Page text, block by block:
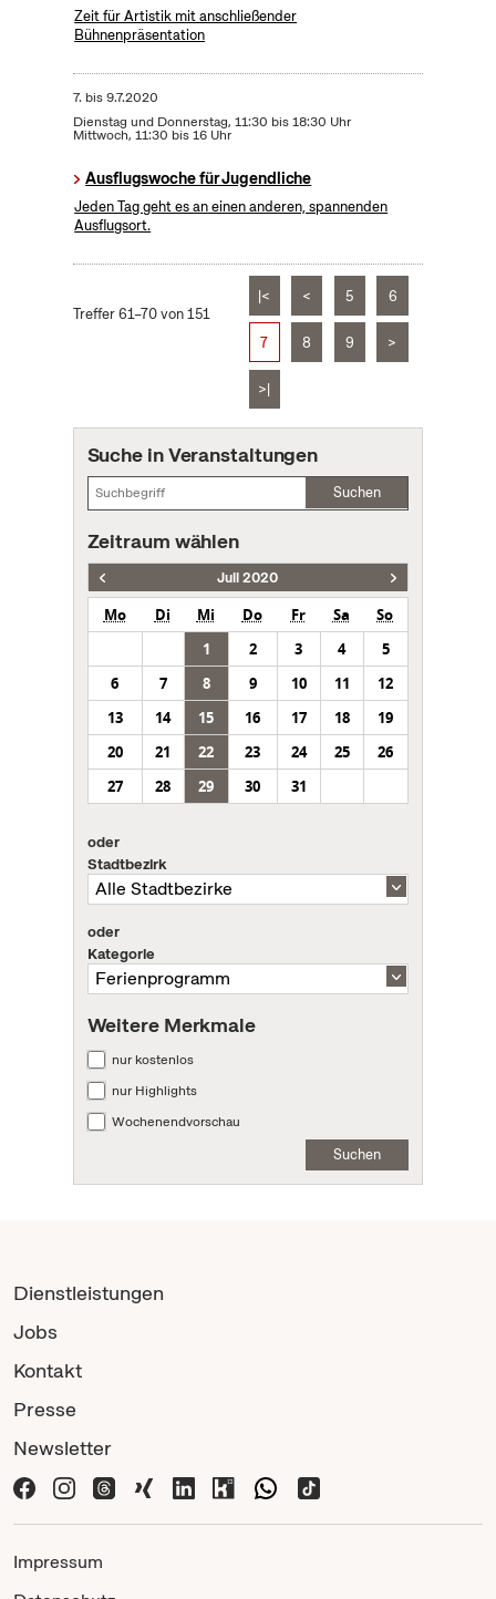
Zeit für Artistik mit anschließender
Bühnenpräsentation
7. bis9.7.2020
Dienstag und Donnerstag, 11:30 bis 18:30 Uhr
Mittwoch, 11:30 bis 16 Uhr
Ausflugswoche für Jugendliche
Jeden Tag geht es an einen anderen, spannenden
Ausflugsort.
Treffer 61–70 von 151
|< < 5 6
7 8 9 >
>|
Suche in Veranstaltungen
Suchen
Zeitraum wählen
Juli 2020
Mo Di Mi Do Fr Sa
So
1
2 3 4
5
6
7 8 9 10 11
12
13
14 15 16 17 18
19
20
21 22 23 24 25
26
27
28 29 30 31
oder
Stadtbezirk
oder
Kategorie
Weitere Merkmale
nur kostenlos
nur Highlights
Wochenendvorschau
Suchen
Dienstleistungen
Jobs
Kontakt
Presse
Newsletter
Impressum